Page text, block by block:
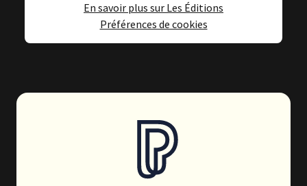
En savoir plus sur Les Éditions
Préférences de cookies